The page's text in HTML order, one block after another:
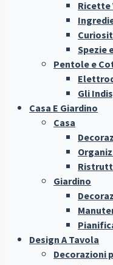
Ricette
Spezie
Pentole e
Gli
Casa E Giardino
Casa
Giardino
Design A Tavola
Decorazioni